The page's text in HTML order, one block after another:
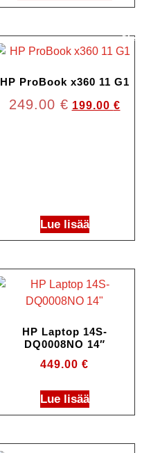
Ale!
HP ProBook x360 11 G1
249.00 € 199.00 €
Lue lisää
HP Laptop 14S-
DQ0008NO 14″
449.00 €
Lue lisää